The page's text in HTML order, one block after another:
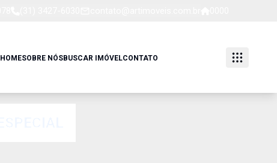
HOMESOBRE NÓSBUSCAR IMÓVELCONTATO